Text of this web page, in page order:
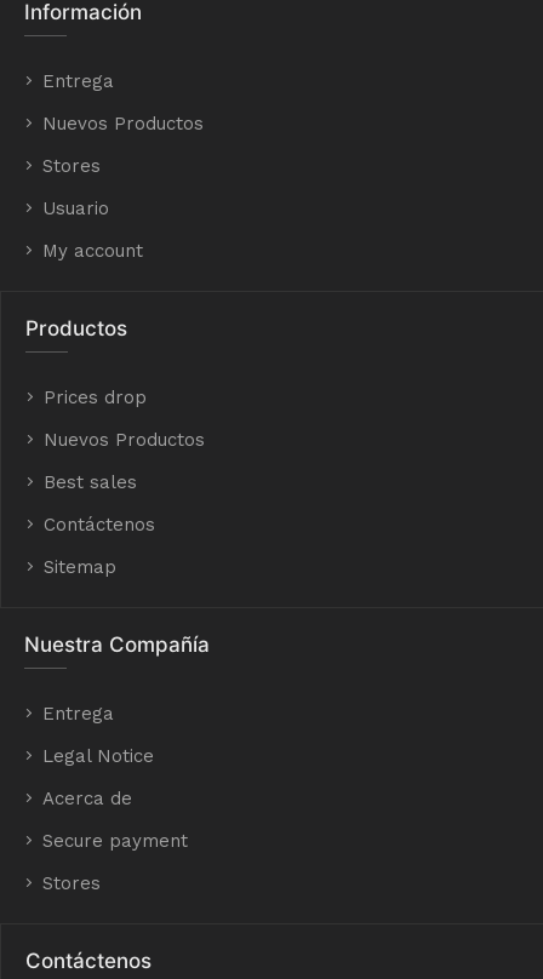
Información
Entrega
Nuevos Productos
Stores
Usuario
My account
Productos
Prices drop
Nuevos Productos
Best sales
Contáctenos
Sitemap
Nuestra Compañía
Entrega
Legal Notice
Acerca de
Secure payment
Stores
Contáctenos